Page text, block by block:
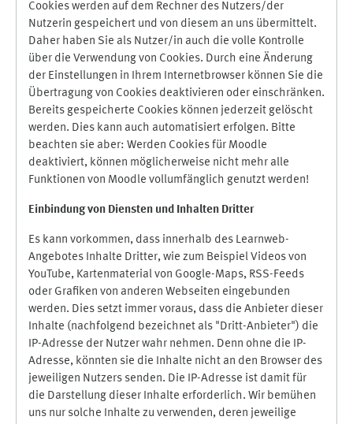
Cookies werden auf dem Rechner des Nutzers/der
Nutzerin gespeichert und von diesem an uns übermittelt.
Daher haben Sie als Nutzer/in auch die volle Kontrolle
über die Verwendung von Cookies. Durch eine Änderung
der Einstellungen in Ihrem Internetbrowser können Sie die
Übertragung von Cookies deaktivieren oder einschränken.
Bereits gespeicherte Cookies können jederzeit gelöscht
werden. Dies kann auch automatisiert erfolgen. Bitte
beachten sie aber: Werden Cookies für Moodle
deaktiviert, können möglicherweise nicht mehr alle
Funktionen von Moodle vollumfänglich genutzt werden!
Einbindung von Diensten und Inhalten Dritter
Es kann vorkommen, dass innerhalb des Learnweb-
Angebotes Inhalte Dritter, wie zum Beispiel Videos von
YouTube, Kartenmaterial von Google-Maps, RSS-Feeds
oder Grafiken von anderen Webseiten eingebunden
werden. Dies setzt immer voraus, dass die Anbieter dieser
Inhalte (nachfolgend bezeichnet als "Dritt-Anbieter") die
IP-Adresse der Nutzer wahr nehmen. Denn ohne die IP-
Adresse, könnten sie die Inhalte nicht an den Browser des
jeweiligen Nutzers senden. Die IP-Adresse ist damit für
die Darstellung dieser Inhalte erforderlich. Wir bemühen
uns nur solche Inhalte zu verwenden, deren jeweilige